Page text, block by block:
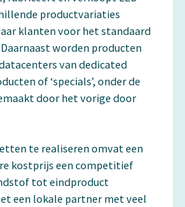
productvariaties
klanten voor het standaard
worden producten
van dedicated
of ‘specials’, onder de
door het vorige door
te realiseren omvat een
kostprijs een competitief
tot eindproduct
een lokale partner met veel